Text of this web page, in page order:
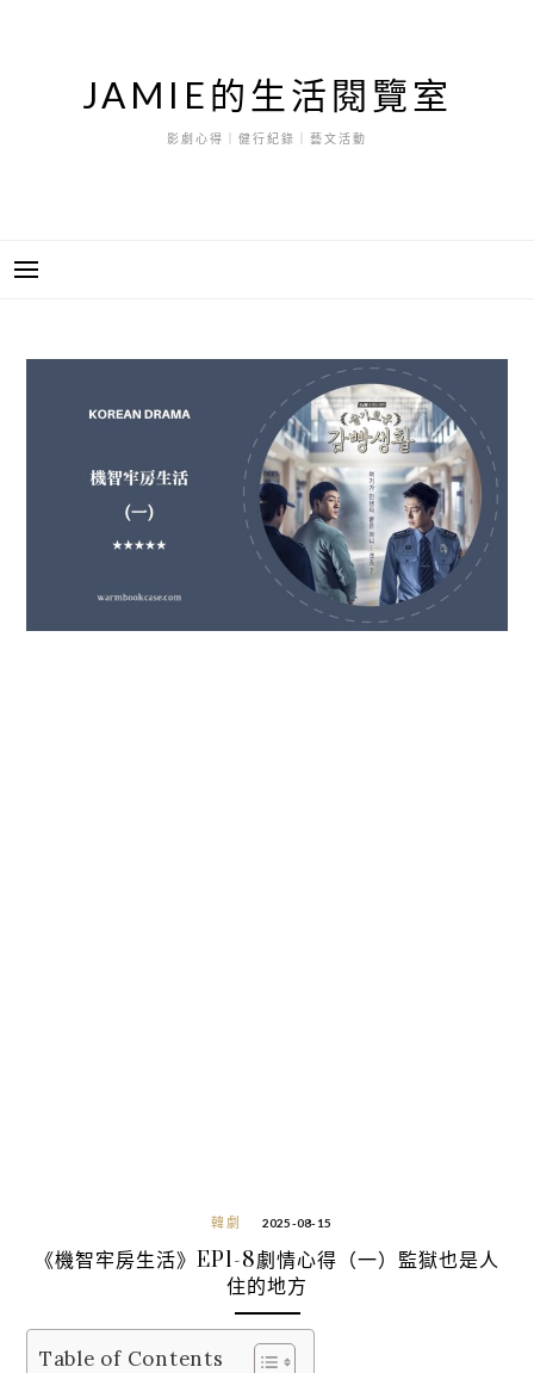
JAMIE的生活閱覽室
影劇心得｜健行紀錄｜藝文活動
韓劇 2025-08-15
《機智牢房生活》EP1-8劇情心得（一）監獄也是人
住的地方
Table of Contents